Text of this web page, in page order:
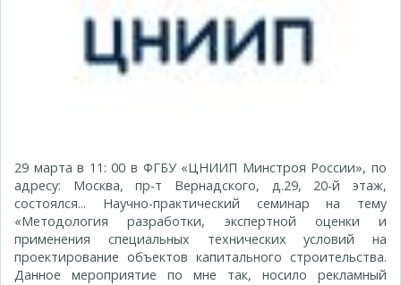
29 марта в 11: 00 в ФГБУ «ЦНИИП Минстроя России», по
адресу: Москва, пр-т Вернадского, д.29, 20-й этаж,
состоялся... Научно-практический семинар на тему
«Методология разработки, экспертной оценки и
применения специальных технических условий на
проектирование объектов капитального строительства.
Данное мероприятие по мне так, носило рекламный